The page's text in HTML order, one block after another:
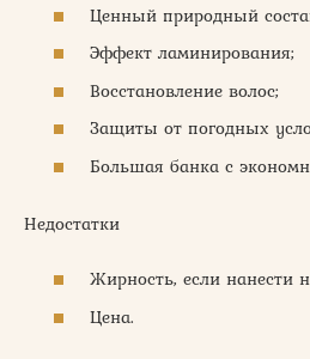
Ценный природный
Эффект ламинирования;
Восстановление волос;
Защиты от погодных
Большая банка с
Недостатки
Жирность, если нанести
Цена.